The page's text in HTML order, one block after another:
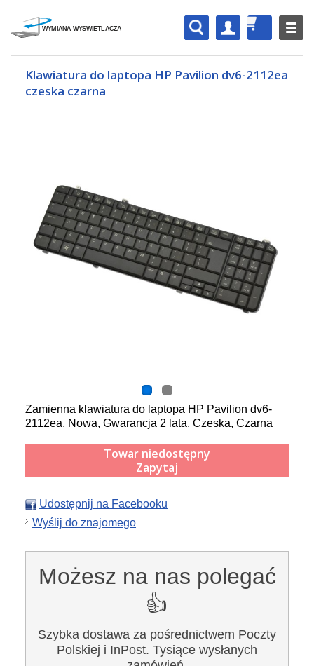
Klawiatura do laptopa HP Pavilion dv6-2112ea
czeska czarna
Zamienna klawiatura do laptopa HP Pavilion dv6-
2112ea, Nowa, Gwarancja 2 lata, Czeska, Czarna
Towar niedostępny
Zapytaj
Udostępnij na Facebooku
Wyślij do znajomego
Możesz na nas polegać
👍
Szybka dostawa za pośrednictwem Poczty
Polskiej i InPost. Tysiące wysłanych